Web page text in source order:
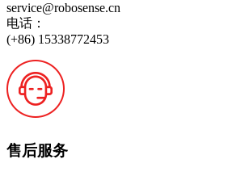
service@robosense.cn
电话：
(+86) 15338772453
售后服务